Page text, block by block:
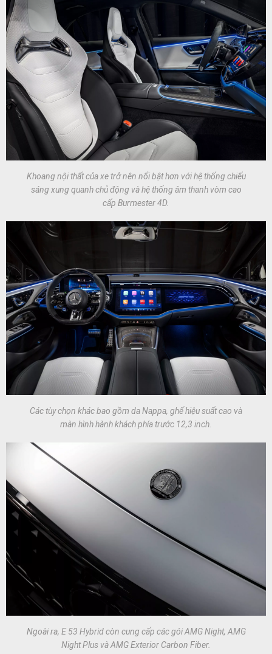
Khoang nội thất của xe trở nên nổi bật hơn với hệ thống chiếu
sáng xung quanh chủ động và hệ thống âm thanh vòm cao
cấp Burmester 4D.
Các tùy chọn khác bao gồm da Nappa, ghế hiệu suất cao và
màn hình hành khách phía trước 12,3 inch.
Ngoài ra, E 53 Hybrid còn cung cấp các gói AMG Night, AMG
Night Plus và AMG Exterior Carbon Fiber.